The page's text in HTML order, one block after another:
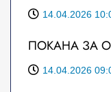
14.04.2026
ПОКАНА ЗА
14.04.2026